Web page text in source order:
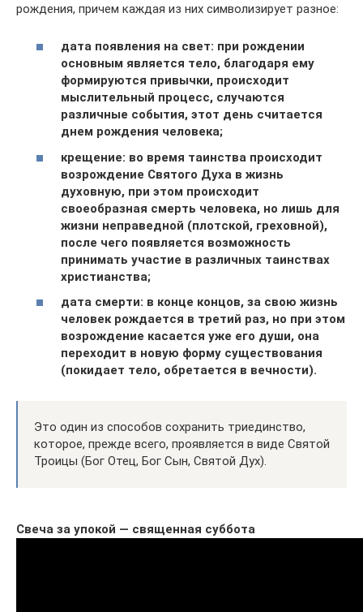
рождения, причем каждая из них символизирует разное:
дата появления на свет: при рождении
основным является тело, благодаря ему
формируются привычки, происходит
мыслительный процесс, случаются
различные события, этот день считается
днем рождения человека;
крещение: во время таинства происходит
возрождение Святого Духа в жизнь
духовную, при этом происходит
своеобразная смерть человека, но лишь для
жизни неправедной (плотской, греховной),
после чего появляется возможность
принимать участие в различных таинствах
христианства;
дата смерти: в конце концов, за свою жизнь
человек рождается в третий раз, но при этом
возрождение касается уже его души, она
переходит в новую форму существования
(покидает тело, обретается в вечности).
Это один из способов сохранить триединство,
которое, прежде всего, проявляется в виде Святой
Троицы (Бог Отец, Бог Сын, Святой Дух).
Свеча за упокой — священная суббота